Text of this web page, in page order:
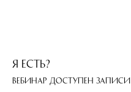
Я есть?
Вебинар доступен записи